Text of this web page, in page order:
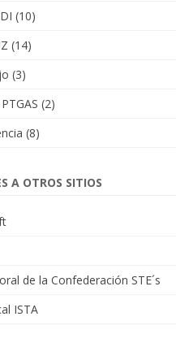
(10)
(14)
(3)
(2)
(8)
A OTROS SITIOS
de la Confederación STE´s
ISTA